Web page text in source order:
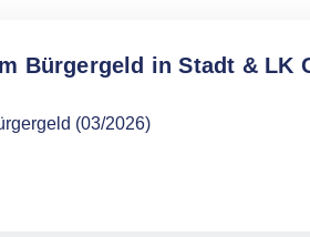
Bürgergeld in Stadt & LK
(03/2026)